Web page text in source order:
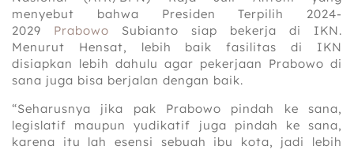
menyebut bahwa Presiden Terpilih 2024-
2029 Prabowo Subianto siap bekerja di IKN.
Menurut Hensat, lebih baik fasilitas di IKN
disiapkan lebih dahulu agar pekerjaan Prabowo di
sana juga bisa berjalan dengan baik.
“Seharusnya jika pak Prabowo pindah ke sana,
legislatif maupun yudikatif juga pindah ke sana,
karena itu lah esensi sebuah ibu kota, jadi lebih